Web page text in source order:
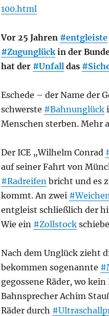
100.html
Vor 25 Jahren #entgleiste
#Zugunglückin der
hat der #Unfalldas
Eschede – der Name der
schwerste #Bahnunglück
Menschen sterben. Mehr
Der ICE „Wilhelm Conrad
auf seiner Fahrt von
#Radreifenbricht und es
kommt. An zwei
entgleist schließlich der
Wie ein #Zollstock
Nach dem Unglück zieht
bekommen sogenannte
gegossene Räder, wo
Bahnsprecher Achim
Räder durch